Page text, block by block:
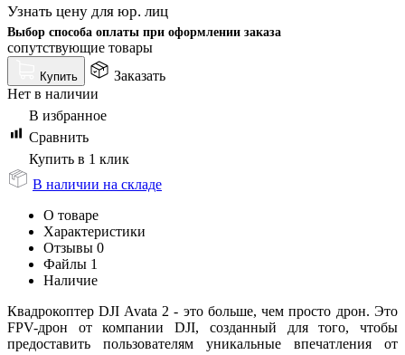
Узнать цену для юр. лиц
Выбор способа оплаты при оформлении заказа
сопутствующие товары
Купить
Заказать
Нет в наличии
В избранное
Сравнить
Купить в 1 клик
В наличии на складе
О товаре
Характеристики
Отзывы 0
Файлы 1
Наличие
Квадрокоптер DJI Avata 2 - это больше, чем просто дрон. Это
FPV-дрон от компании DJI, созданный для того, чтобы
предоставить пользователям уникальные впечатления от